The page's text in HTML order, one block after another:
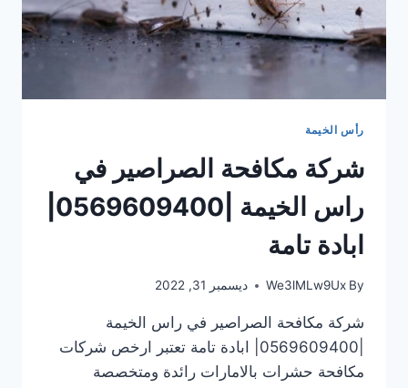
رأس الخيمة
شركة مكافحة الصراصير في
ابادة تامة
By
We3lMLw9Ux ديسمبر 31, 2022
شركة مكافحة الصراصير في راس الخيمة
|0569609400| ابادة تامة تعتبر ارخص شركات
مكافحة حشرات بالامارات رائدة ومتخصصة